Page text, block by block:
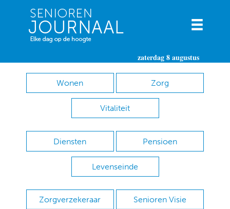
zaterdag 8 augustus
Wonen Zorg
Vitaliteit
Diensten Pensioen
Levenseinde
Zorgverzekeraar Senioren Visie